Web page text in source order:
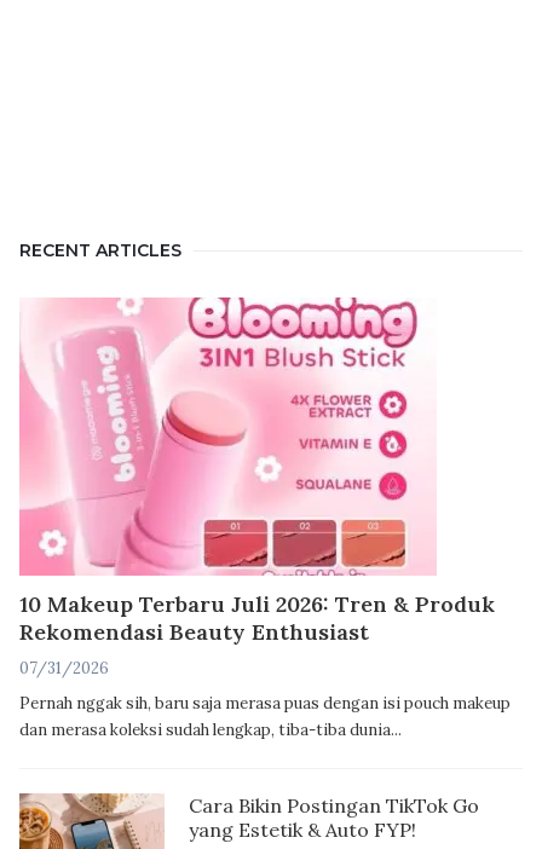
RECENT ARTICLES
10 Makeup Terbaru Juli 2026: Tren & Produk
Rekomendasi Beauty Enthusiast
07/31/2026
Pernah nggak sih, baru saja merasa puas dengan isi pouch makeup
dan merasa koleksi sudah lengkap, tiba-tiba dunia...
Cara Bikin Postingan TikTok Go
yang Estetik & Auto FYP!